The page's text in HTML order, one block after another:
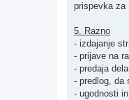
prispevka za
5. Razno
- izdajanje
- prijave na
- predaja
- predlog, da
- ugodnosti